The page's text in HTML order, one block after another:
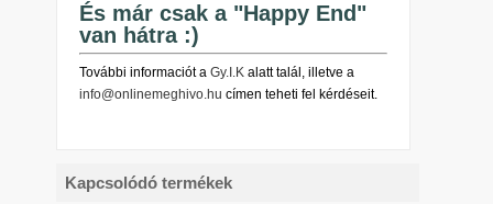
És már csak a "Happy End"
van hátra :)
További informaciót a Gy.I.K alatt talál, illetve a
info@onlinemeghivo.hu címen teheti fel kérdéseit.
Kapcsolódó termékek